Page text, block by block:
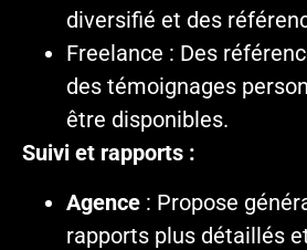
diversifié et des
Freelance : Des
des témoignages
être disponibles.
Suivi et rapports :
Agence : Propose
rapports plus détaillés